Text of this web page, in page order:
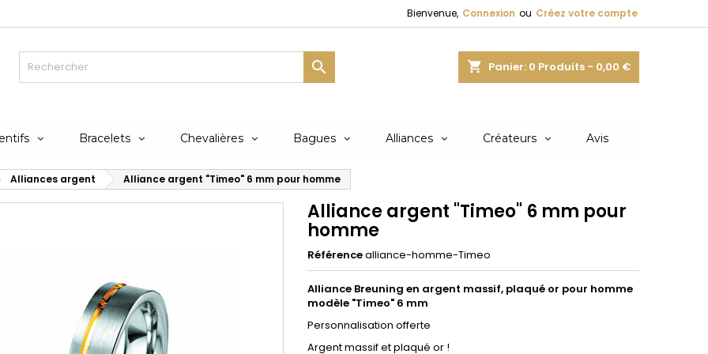
Bienvenue, Connexion ou Créez votre compte
shopping_cart Panier: 0 Produits - 0,00 €

Bracelets Chevalières Bagues Alliances Créateurs Avis
Alliances argent Alliance argent "Timeo" 6 mm pour homme
Alliance argent "Timeo" 6 mm pour
homme
Référencealliance-homme-Timeo
Alliance Breuning en argent massif, plaqué or pour homme
modèle "Timeo" 6 mm
Personnalisation offerte
Argent massif et plaqué or !